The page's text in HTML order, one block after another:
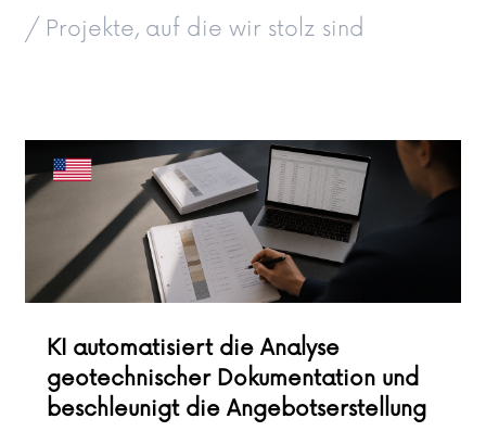
/ Projekte, auf die wir stolz sind
KI automatisiert die Analyse
geotechnischer Dokumentation und
beschleunigt die Angebotserstellung